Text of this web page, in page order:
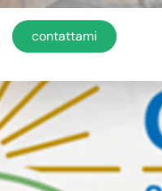
contattami